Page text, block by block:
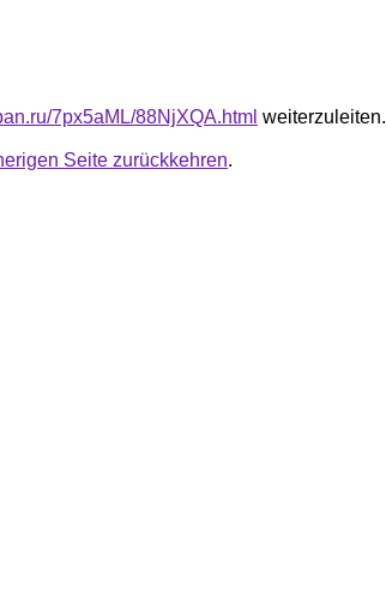
7px5aML/88NjXQA.html weiterzuleiten.
Seite zurückkehren.